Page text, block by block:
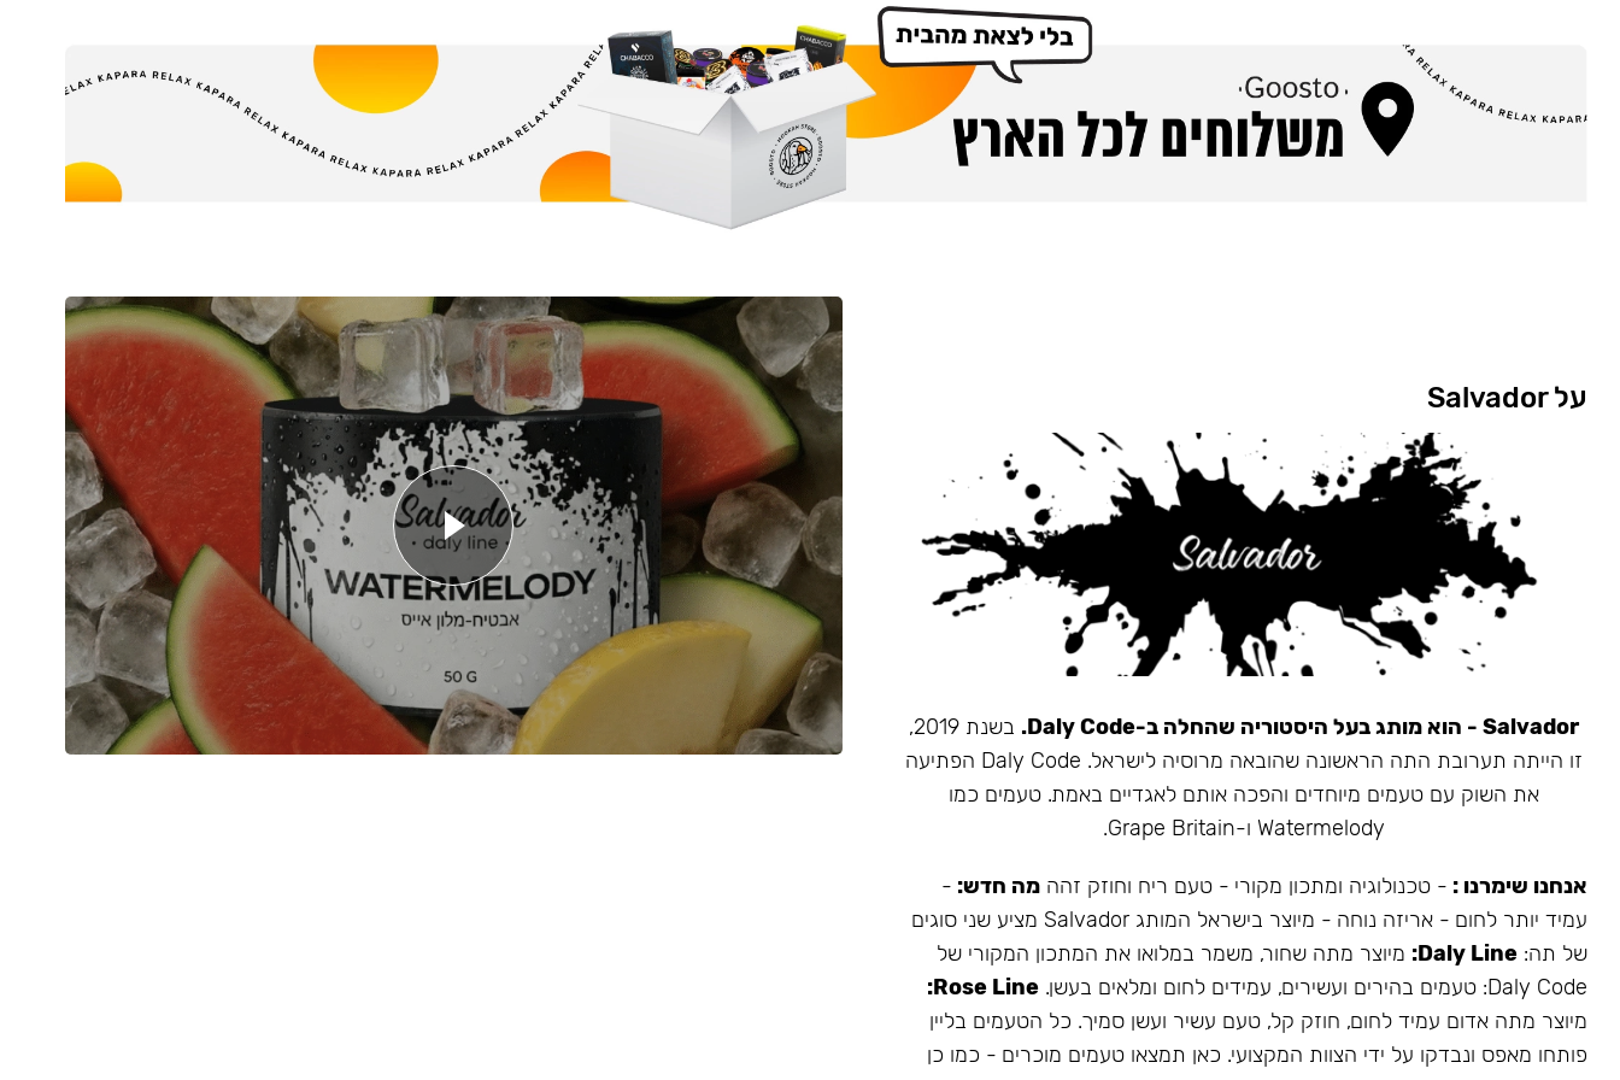
על Salvador
Salvador - הוא מותג בעל היסטוריה שהחלה ב-Daly Code.
בשנת 2019,
זו הייתה תערובת התה הראשונה שהובאה מרוסיה לישראל. Daly Code הפתיעה
את השוק עם טעמים מיוחדים והפכה אותם לאגדיים באמת. טעמים כמו
Watermelody ו-Grape Britain.
אנחנו שימרנו : - טכנולוגיה ומתכון מקורי - טעם ריח וחוזק זהה מה חדש: -
עמיד יותר לחום - אריזה נוחה - מיוצר בישראל המותג Salvador מציע שני סוגים
של תה: Daly Line: מיוצר מתה שחור, משמר במלואו את המתכון המקורי של
Daly Code: טעמים בהירים ועשירים, עמידים לחום ומלאים בעשן.
Rose Line:
מיוצר מתה אדום עמיד לחום, חוזק קל, טעם עשיר ועשן סמיך. כל הטעמים בליין
פותחו מאפס ונבדקו על ידי הצוות המקצועי. כאן תמצאו טעמים מוכרים - כמו כן